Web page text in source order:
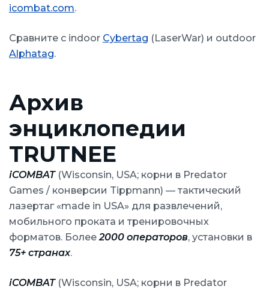
icombat.com.
Сравните с indoor Cybertag (LaserWar) и outdoor
Alphatag.
Архив
энциклопедии
TRUTNEE
iCOMBAT(Wisconsin, USA; корни в Predator
Games / конверсии Tippmann) — тактический
лазертаг «made in USA» для развлечений,
мобильного проката и тренировочных
форматов. Более 2000 операторов, установки в
75+ странах.
iCOMBAT(Wisconsin, USA; корни в Predator